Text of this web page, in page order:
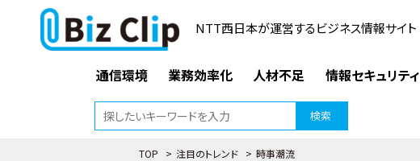
NTT西日本が運営するビジネス情報サイト
通信環境 業務効率化 人材不足 情報セキュリティ
検索
TOP > 注目のトレンド > 時事潮流